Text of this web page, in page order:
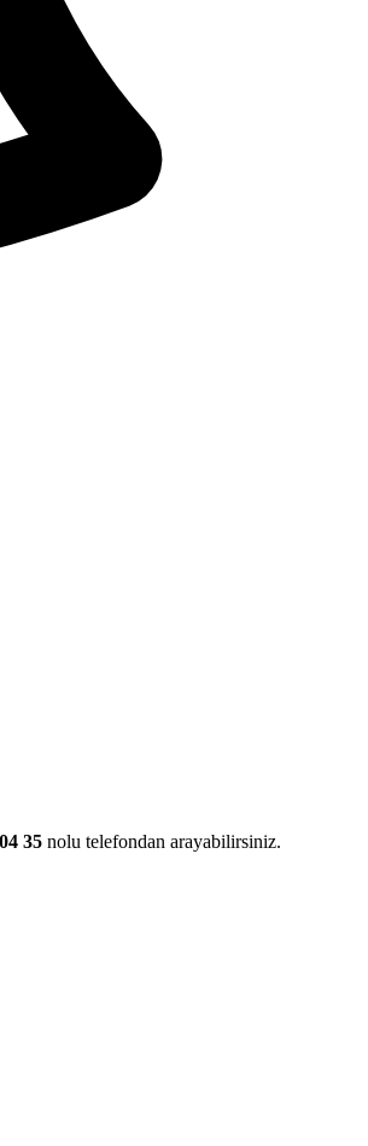
35 nolu telefondan arayabilirsiniz.